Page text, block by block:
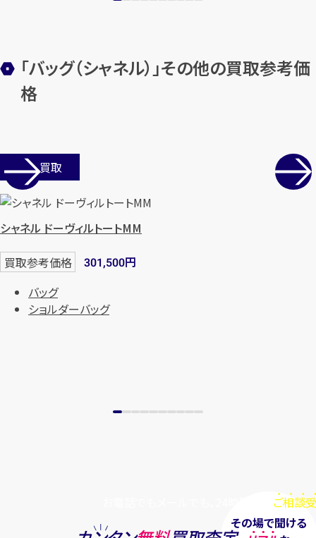
「バッグ（シャネル）」その他の買取参考価
格
店舗買取
シャネル ドーヴィルトートMM
買取参考価格 301,500円
バッグ
ショルダーバッグ
ご相談
その場で聞ける